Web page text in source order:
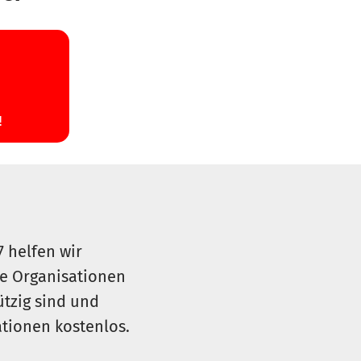
helfen wir
Organisationen
sind und
kostenlos.